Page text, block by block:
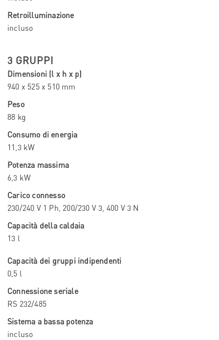
Retroilluminazione
incluso
3 GRUPPI
Dimensioni (l x h x p)
940 x 525 x 510 mm
Peso
88 kg
Consumo di energia
11,3 kW
Potenza massima
6,3 kW
Carico connesso
230/240 V 1 Ph, 200/230 V 3, 400 V 3 N
Capacità della caldaia
13 l
Capacità dei gruppi indipendenti
0,5 l
Connessione seriale
RS 232/485
Sistema a bassa potenza
incluso